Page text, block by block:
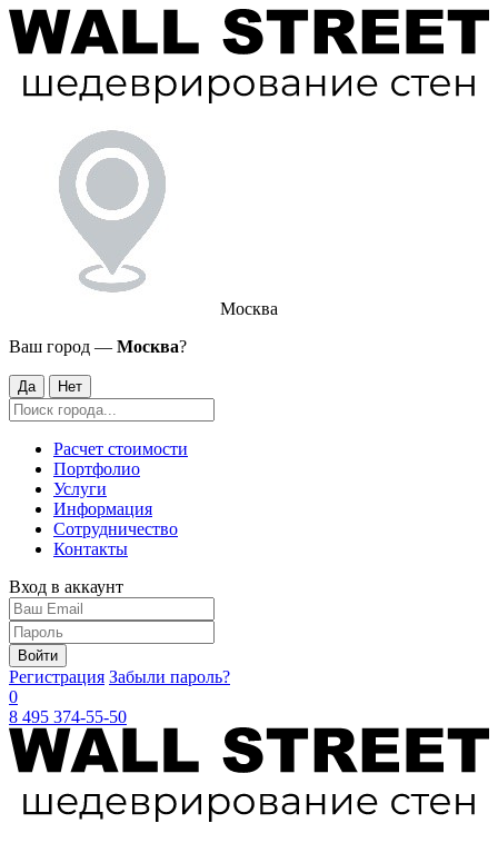
Москва
Ваш город — Москва?
Да Нет
Расчет стоимости
Портфолио
Услуги
Информация
Сотрудничество
Контакты
Вход в аккаунт
Войти
Регистрация Забыли пароль?
0
8 495 374-55-50